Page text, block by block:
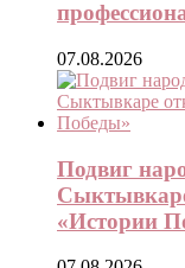
07.08.2026
Подвиг
«Истории